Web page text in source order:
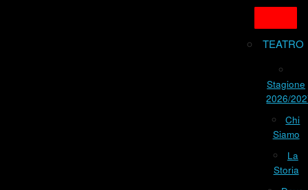
TEATRO
Stagione
2026/
Chi
Siamo
La
Storia